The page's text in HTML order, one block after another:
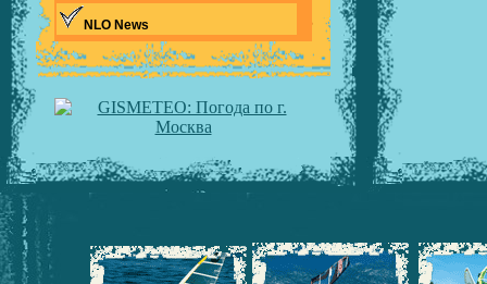
NLO News